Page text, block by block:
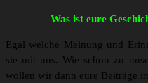
Was ist eure
Egal welche Meinung und
sie mit uns. Wie schon zu
wollen wir dann eure Beiträge